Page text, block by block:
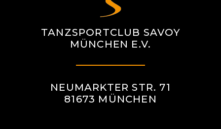
TANZSPORTCLUB SAVOY
MÜNCHEN E.V.
NEUMARKTER STR. 71
81673 MÜNCHEN